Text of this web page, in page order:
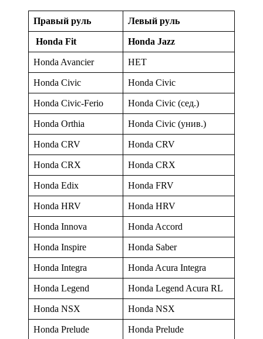
Правый руль Левый руль
Honda Fit Honda Jazz
Honda Avancier НЕТ
Honda Civic Honda Civic
Honda Civic-Ferio Honda Civic (сед.)
Honda Orthia Honda Civic (унив.)
Honda CRV Honda CRV
Honda CRX Honda CRX
Honda Edix Honda FRV
Honda HRV Honda HRV
Honda Innova Honda Accord
Honda Inspire Honda Saber
Honda Integra Honda Acura Integra
Honda Legend Honda Legend Acura RL
Honda NSX Honda NSX
Honda Prelude Honda Prelude